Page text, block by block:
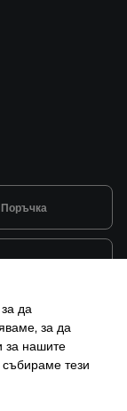
Поръчка
на плащане
и поддръжка
да
за да
за нашите
тези